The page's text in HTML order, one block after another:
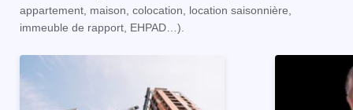
appartement, maison, colocation, location saisonnière,
immeuble de rapport, EHPAD…).